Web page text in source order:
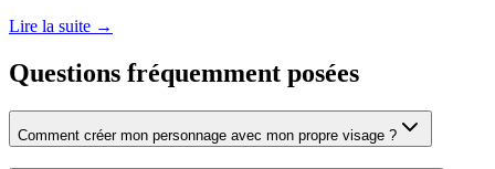
Lire la suite →
Questions fréquemment posées
Comment créer mon personnage avec mon propre visage ?